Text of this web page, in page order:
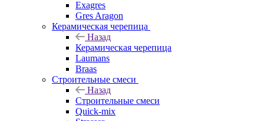
Exagres
Gres Aragon
Керамическая черепица
Назад
Керамическая черепица
Laumans
Braas
Строительные смеси
Назад
Строительные смеси
Quick-mix